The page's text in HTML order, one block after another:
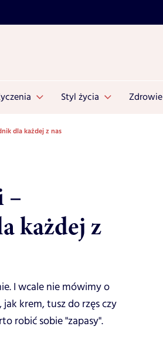
Styl życia Zdrowie
dla każdej z nas
–
każdej z
I wcale nie mówimy o
krem, tusz do rzęs czy
robić sobie "zapasy".